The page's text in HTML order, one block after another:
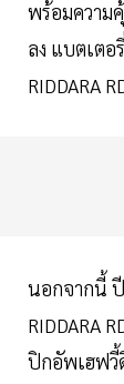
พร้อมความ
ลง แบตเตอ
RIDDARA
นอกจากนี้
RIDDARA
ปิกอัพเฮฟวี้